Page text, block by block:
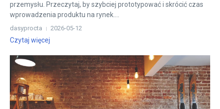
przemysłu. Przeczytaj, by szybciej prototypować i skrócić czas
wprowadzenia produktu na rynek....
dasyprocta 2026-05-12
Czytaj więcej